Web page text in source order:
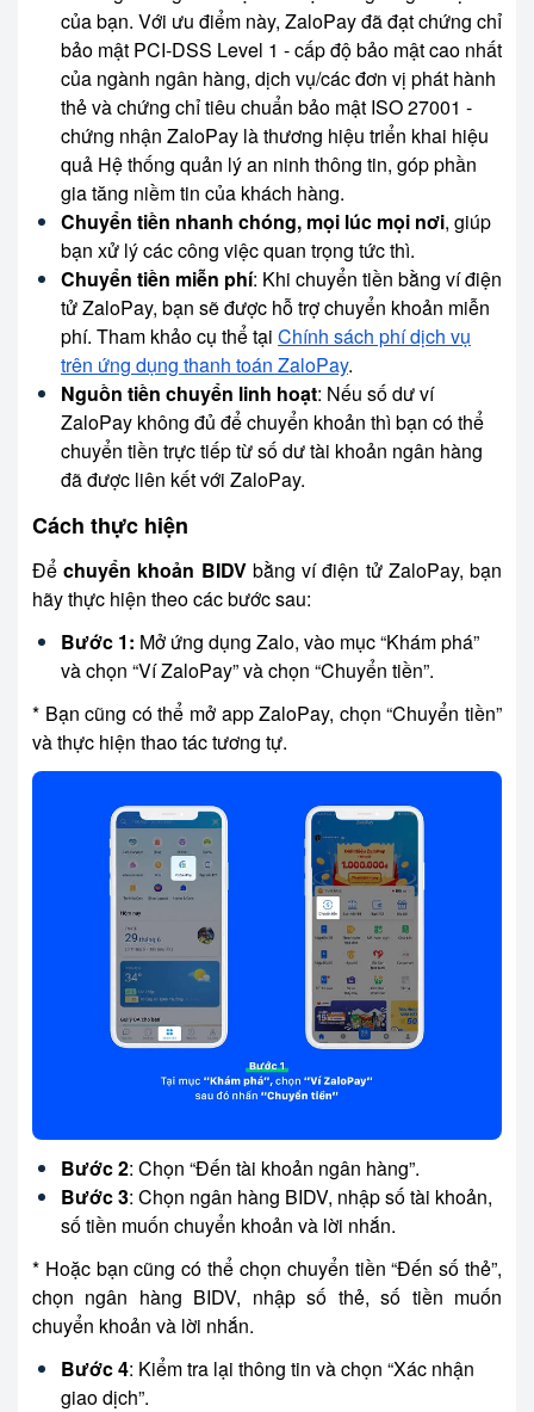
của bạn. Với ưu điểm này, ZaloPay đã đạt chứng chỉ
bảo mật PCI-DSS Level 1 - cấp độ bảo mật cao nhất
của ngành ngân hàng, dịch vụ/các đơn vị phát hành
thẻ và chứng chỉ tiêu chuẩn bảo mật ISO 27001 -
chứng nhận ZaloPay là thương hiệu triển khai hiệu
quả Hệ thống quản lý an ninh thông tin, góp phần
gia tăng niềm tin của khách hàng.
Chuyển tiền nhanh chóng, mọi lúc mọi nơi, giúp
bạn xử lý các công việc quan trọng tức thì.
Chuyển tiền miễn phí: Khi chuyển tiền bằng ví điện
tử ZaloPay, bạn sẽ được hỗ trợ chuyển khoản miễn
phí. Tham khảo cụ thể tại Chính sách phí dịch vụ
trên ứng dụng thanh toán ZaloPay.
Nguồn tiền chuyển linh hoạt: Nếu số dư ví
ZaloPay không đủ để chuyển khoản thì bạn có thể
chuyển tiền trực tiếp từ số dư tài khoản ngân hàng
đã được liên kết với ZaloPay.
Cách thực hiện
Đểchuyển khoản BIDV bằng ví điện tử ZaloPay, bạn
hãy thực hiện theo các bước sau:
Bước 1: Mở ứng dụng Zalo, vào mục “Khám phá”
và chọn “Ví ZaloPay” và chọn “Chuyển tiền”.
* Bạn cũng có thể mở app ZaloPay, chọn “Chuyển tiền”
và thực hiện thao tác tương tự.
Bước 2: Chọn “Đến tài khoản ngân hàng”.
Bước 3: Chọn ngân hàng BIDV, nhập số tài khoản,
số tiền muốn chuyển khoản và lời nhắn.
* Hoặc bạn cũng có thể chọn chuyển tiền “Đến số thẻ”,
chọn ngân hàng BIDV, nhập số thẻ, số tiền muốn
chuyển khoản và lời nhắn.
Bước 4: Kiểm tra lại thông tin và chọn “Xác nhận
giao dịch”.